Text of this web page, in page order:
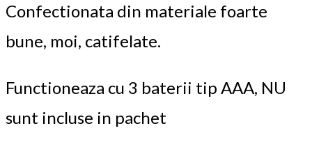
Confectionata din materiale foarte
bune, moi, catifelate.
Functioneaza cu 3 baterii tip AAA, NU
sunt incluse in pachet